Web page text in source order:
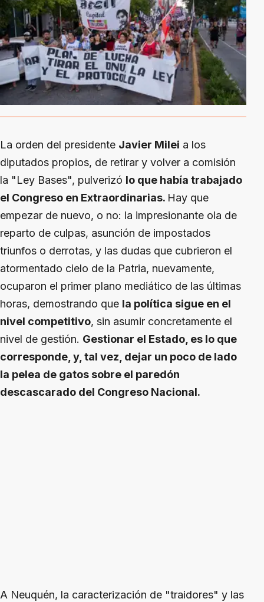
La orden del presidente Javier Milei a los
diputados propios, de retirar y volver a comisión
la "Ley Bases", pulverizó lo que había trabajado
el Congreso en Extraordinarias. Hay que
empezar de nuevo, o no: la impresionante ola de
reparto de culpas, asunción de impostados
triunfos o derrotas, y las dudas que cubrieron el
atormentado cielo de la Patria, nuevamente,
ocuparon el primer plano mediático de las últimas
horas, demostrando que la política sigue en el
nivel competitivo, sin asumir concretamente el
nivel de gestión. Gestionar el Estado, es lo que
corresponde, y, tal vez, dejar un poco de lado
la pelea de gatos sobre el paredón
descascarado del Congreso Nacional.
A Neuquén, la caracterización de "traidores" y las